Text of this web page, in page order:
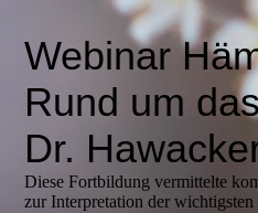
Webinar
Rund um
Dr.
Diese Fortbildung vermittelte
zur Interpretation der